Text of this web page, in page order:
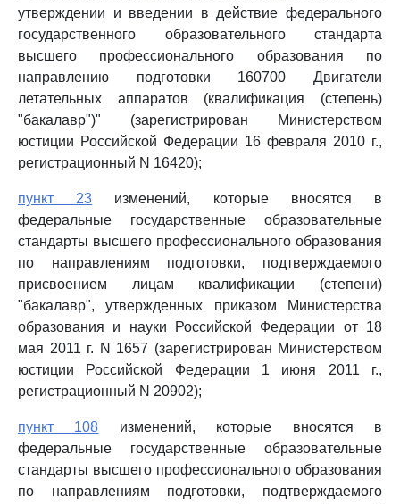
утверждении и введении в действие федерального
государственного образовательного стандарта
высшего профессионального образования по
направлению подготовки 160700 Двигатели
летательных аппаратов (квалификация (степень)
"бакалавр")" (зарегистрирован Министерством
юстиции Российской Федерации 16 февраля 2010 г.,
регистрационный N 16420);
пункт 23 изменений, которые вносятся в
федеральные государственные образовательные
стандарты высшего профессионального образования
по направлениям подготовки, подтверждаемого
присвоением лицам квалификации (степени)
"бакалавр", утвержденных приказом Министерства
образования и науки Российской Федерации от 18
мая 2011 г. N 1657 (зарегистрирован Министерством
юстиции Российской Федерации 1 июня 2011 г.,
регистрационный N 20902);
пункт 108 изменений, которые вносятся в
федеральные государственные образовательные
стандарты высшего профессионального образования
по направлениям подготовки, подтверждаемого